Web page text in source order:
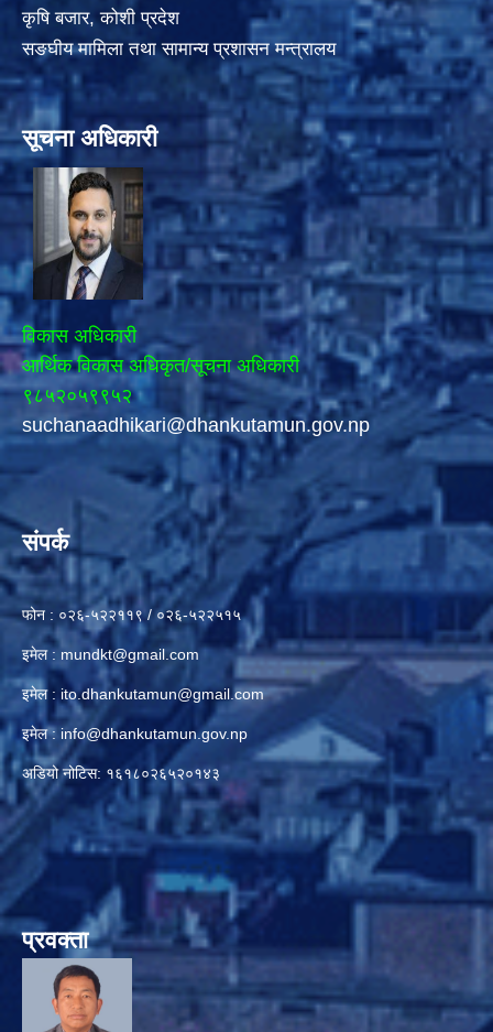
कृषि बजार, कोशी प्रदेश
सङघीय मामिला तथा सामान्य प्रशासन मन्त्रालय
सूचना अधिकारी
विकास अधिकारी
आर्थिक विकास अधिकृत/सूचना अधिकारी
९८५२०५९९५२
suchanaadhikari@dhankutamun.gov.np
संपर्क
फोन : ०२६-५२२११९ / ०२६-५२२५१५
इमेल : mundkt@gmail.com
इमेल : ito.dhankutamun@gmail.com
इमेल : info@dhankutamun.gov.np
अडियो नोटिस: १६१८०२६५२०१४३
प्रवक्ता